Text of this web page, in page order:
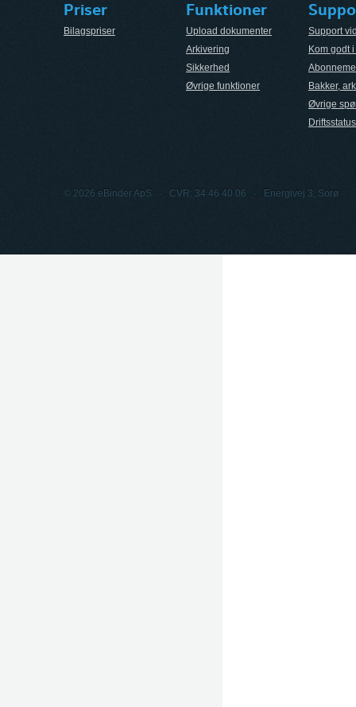
Priser
Bilagspriser
Funktioner
Upload dokumenter
Arkivering
Sikkerhed
Øvrige funktioner
Support
Kom godt
Bakker,
Øvrige
Driftsstatus
© 2026 eBinder ApS · CVR: 34 46 40 06 · Energivej 3, Sorø